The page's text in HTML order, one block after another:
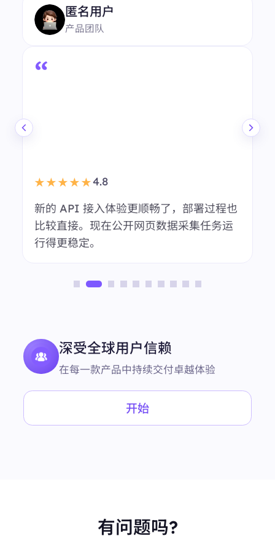
“
轻松。
匿名用户
市场调研团队
深受全球用户信赖
在每一款产品中持续交付卓越体验
开始
有问题吗?